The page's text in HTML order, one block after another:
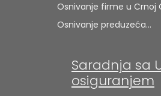
Osnivanje firme u Crnoj
Osnivanje preduzeća…
Saradnja sa
osiguranjem